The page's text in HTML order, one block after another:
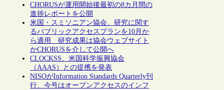
CHORUSが運用開始後最初の8カ月間の
進捗レポートを公開
米国・スミソニアン協会、研究に関す
るパブリックアクセスプランを10月か
ら適用 研究成果は協会ウェブサイト
かCHORUSを介して公開へ
CLOCKSS、米国科学振興協会
（AAAS）との提携を発表
NISOがInformation Standards Quarterly刊
行、今号はオープンアクセスのインフ